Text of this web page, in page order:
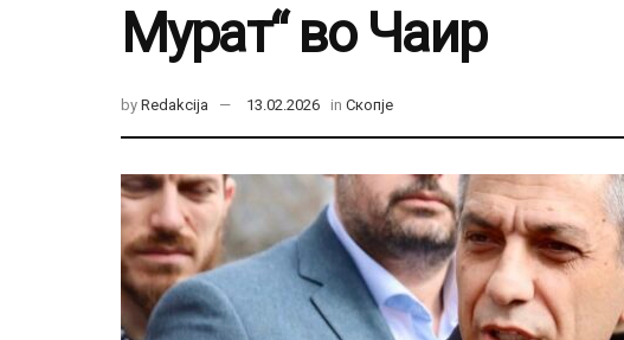
Мурат“ во Чаир
by Redakcija 13.02.2026 in Скопје